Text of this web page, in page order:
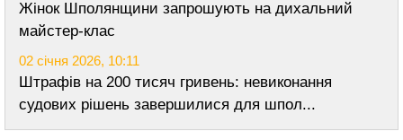
Жінок Шполянщини запрошують на дихальний
майстер-клас
02 січня 2026, 10:11
Штрафів на 200 тисяч гривень: невиконання
судових рішень завершилися для шпол...